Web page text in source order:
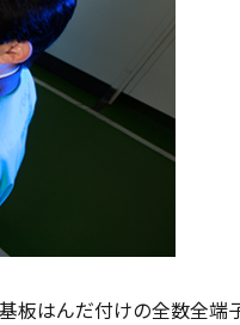
板はんだ付けの全数全端